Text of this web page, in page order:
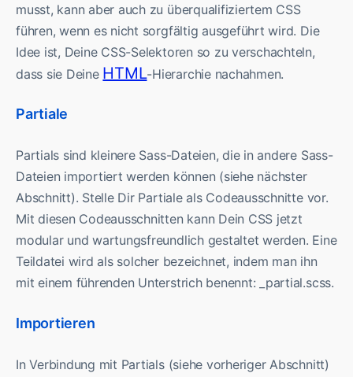
musst, kann aber auch zu überqualifiziertem CSS
führen, wenn es nicht sorgfältig ausgeführt wird. Die
Idee ist, Deine CSS-Selektoren so zu verschachteln,
dass sie Deine HTML-Hierarchie nachahmen.
Partiale
Partials sind kleinere Sass-Dateien, die in andere Sass-
Dateien importiert werden können (siehe nächster
Abschnitt). Stelle Dir Partiale als Codeausschnitte vor.
Mit diesen Codeausschnitten kann Dein CSS jetzt
modular und wartungsfreundlich gestaltet werden. Eine
Teildatei wird als solcher bezeichnet, indem man ihn
mit einem führenden Unterstrich benennt: _partial.scss.
Importieren
In Verbindung mit Partials (siehe vorheriger Abschnitt)